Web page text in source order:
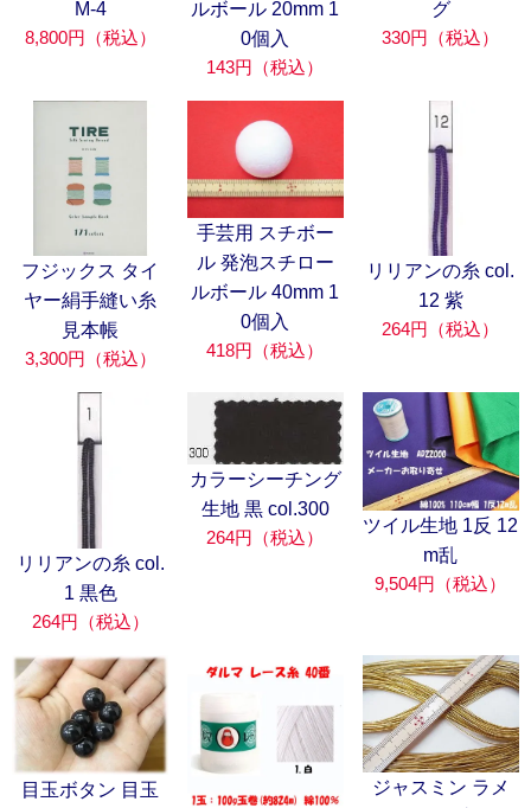
M-4
8,800円（税込）
ルボール 20mm 1
0個入
143円（税込）
グ
330円（税込）
フジックス タイ
ヤー絹手縫い糸
見本帳
3,300円（税込）
手芸用 スチボー
ル 発泡スチロー
ルボール 40mm 1
0個入
418円（税込）
リリアンの糸 col.
12 紫
264円（税込）
リリアンの糸 col.
1 黒色
264円（税込）
カラーシーチング
生地 黒 col.300
264円（税込）
ツイル生地 1反 12
m乱
9,504円（税込）
目玉ボタン 目玉
ジャスミン ラメ